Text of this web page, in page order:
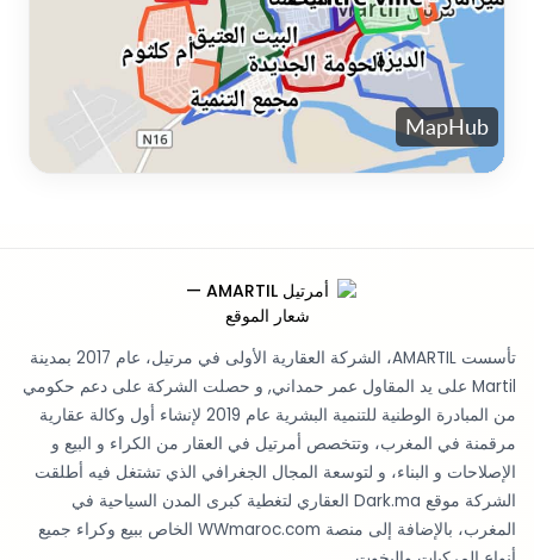
تأسست AMARTIL، الشركة العقارية الأولى في مرتيل، عام 2017 بمدينة
Martil على يد المقاول عمر حمداني, و حصلت الشركة على دعم حكومي
من المبادرة الوطنية للتنمية البشرية عام 2019 لإنشاء أول وكالة عقارية
مرقمنة في المغرب، وتتخصص أمرتيل في العقار من الكراء و البيع و
الإصلاحات و البناء، و لتوسعة المجال الجغرافي الذي تشتغل فيه أطلقت
الشركة موقع Dark.ma العقاري لتغطية كبرى المدن السياحية في
المغرب، بالإضافة إلى منصة WWmaroc.com الخاص ببيع وكراء جميع